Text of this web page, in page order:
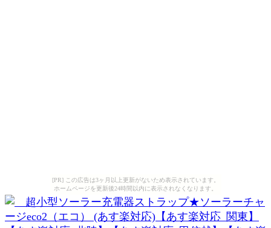
[PR] この広告は3ヶ月以上更新がないため表示されています。
ホームページを更新後24時間以内に表示されなくなります。